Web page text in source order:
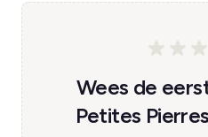
Wees de
Petites